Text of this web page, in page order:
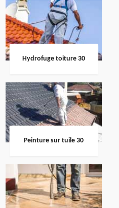
Hydrofuge toiture 30
Peinture sur tuile 30